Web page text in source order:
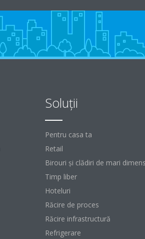
Soluţii
Pentru casa ta
Retail
Birouri şi clădiri de mari
Timp liber
Hoteluri
Răcire de proces
Răcire infrastructură
Refrigerare